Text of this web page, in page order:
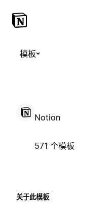
模板
Notion
571 个模板
关于此模板